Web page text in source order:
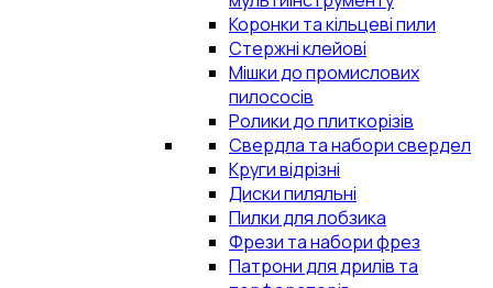
Коронки та кільцеві пили
Стержні клейові
Мішки до промислових
пилососів
Ролики до плиткорізів
Свердла та набори свердел
Круги відрізні
Диски пиляльні
Пилки для лобзика
Фрези та набори фрез
Патрони для дрилів та